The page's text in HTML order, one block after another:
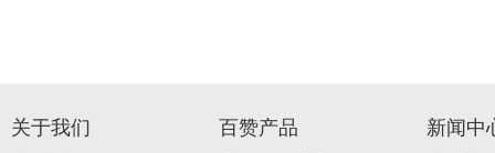
关于我们 百赞产品 新闻中